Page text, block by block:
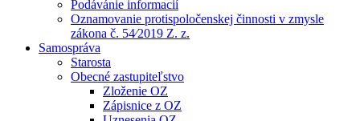
Podávánie informacií
Oznamovanie protispoločenskej činnosti v zmysle
zákona č. 54⁄2019 Z. z.
Samospráva
Starosta
Obecné zastupiteľstvo
Zloženie OZ
Zápisnice z OZ